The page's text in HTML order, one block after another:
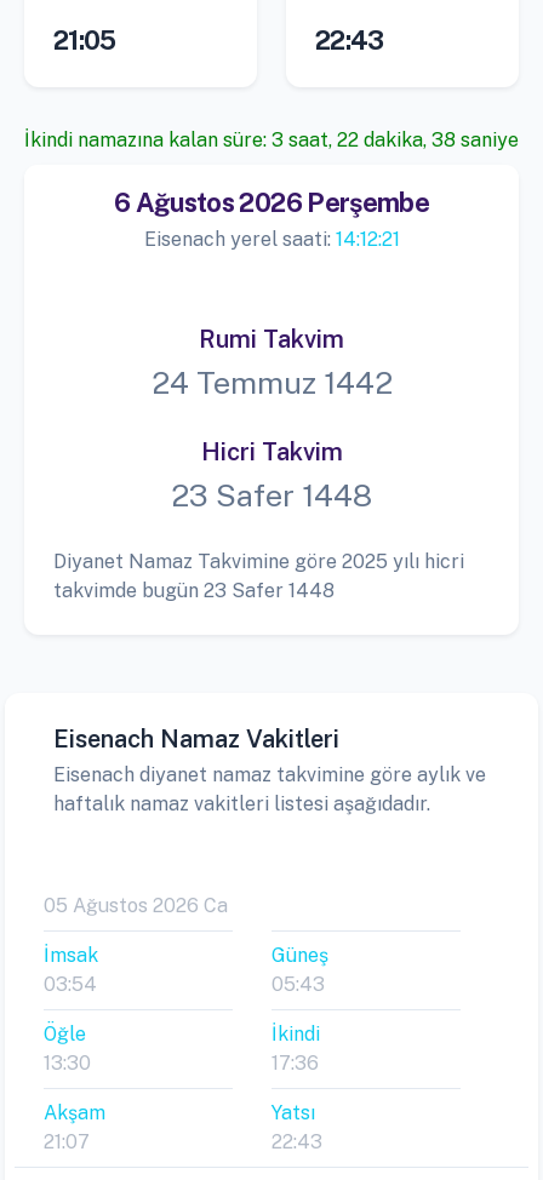
21:05 22:43
İkindi namazına kalan süre: 3 saat, 22 dakika, 38 saniye
6 Ağustos 2026 Perşembe
Eisenach yerel saati: 14:12:21
Rumi Takvim
24 Temmuz 1442
Hicri Takvim
23 Safer 1448
Diyanet Namaz Takvimine göre 2025 yılı hicri
takvimde bugün 23 Safer 1448
Eisenach Namaz Vakitleri
Eisenach diyanet namaz takvimine göre aylık ve
haftalık namaz vakitleri listesi aşağıdadır.
05 Ağustos 2026 Ca
İmsak
03:54
Güneş
05:43
Öğle
13:30
İkindi
17:36
Akşam
21:07
Yatsı
22:43